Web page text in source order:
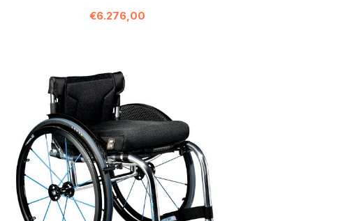
€6.276,00